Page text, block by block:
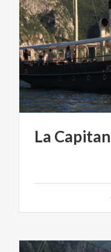
La